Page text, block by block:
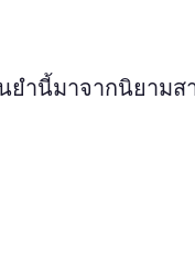
ำนี้มาจากนิยามส